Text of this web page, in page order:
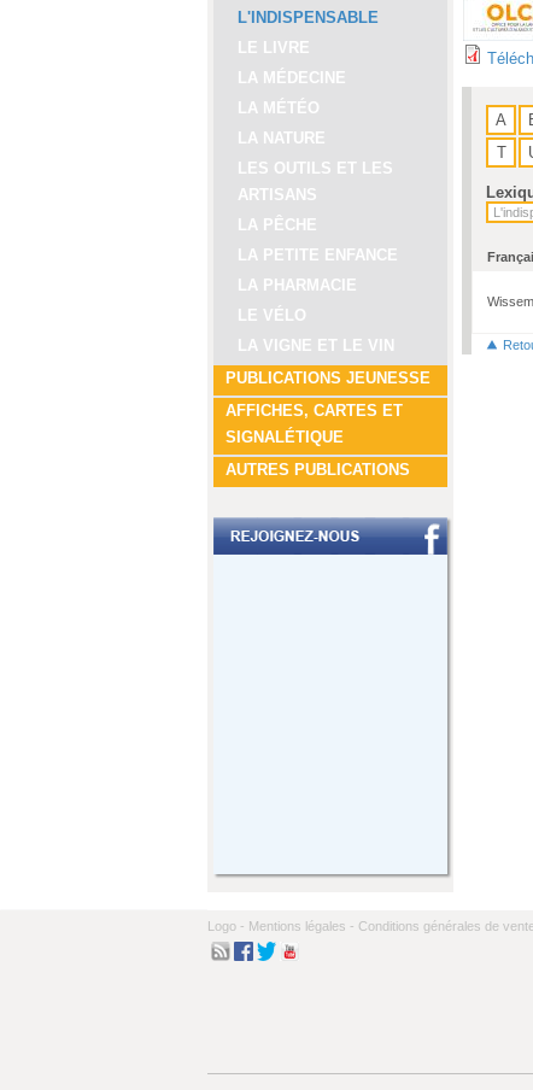
L'INDISPENSABLE
LE LIVRE
LA MÉDECINE
LA MÉTÉO
LA NATURE
LES OUTILS ET LES
ARTISANS
LA PÊCHE
LA PETITE ENFANCE
LA PHARMACIE
LE VÉLO
LA VIGNE ET LE VIN
PUBLICATIONS JEUNESSE
AFFICHES, CARTES ET
SIGNALÉTIQUE
AUTRES PUBLICATIONS
A
T
Logo - Mentions légales - Conditions générales de